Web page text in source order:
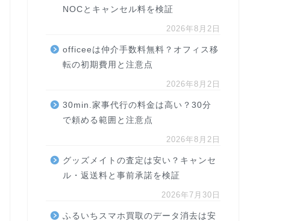
NOCとキャンセル料を検証
2026年8月2日
officeeは仲介手数料無料？オフィス移
転の初期費用と注意点
2026年8月2日
30min.家事代行の料金は高い？30分
で頼める範囲と注意点
2026年8月2日
グッズメイトの査定は安い？キャンセ
ル・返送料と事前承諾を検証
2026年7月30日
ふるいちスマホ買取のデータ消去は安